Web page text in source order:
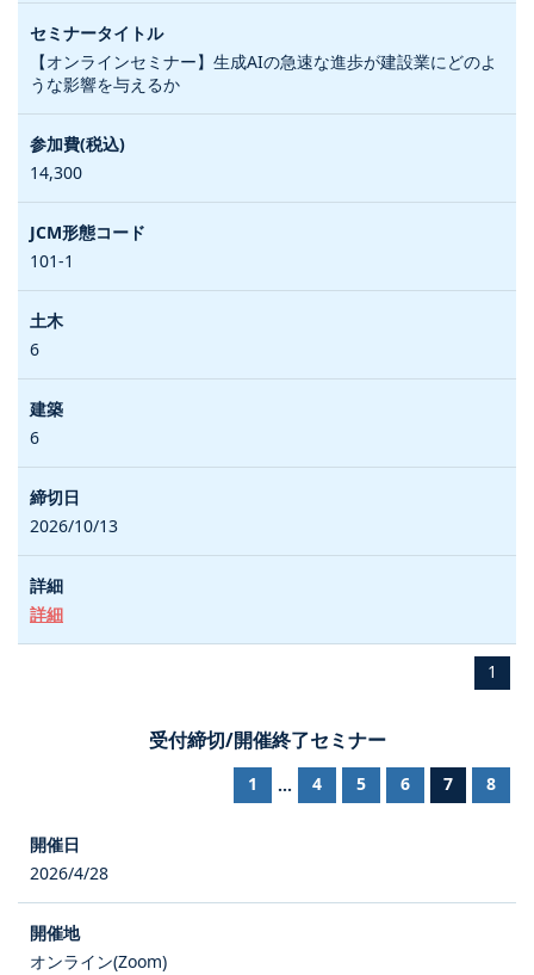
【オンラインセミナー】生成AIの急速な進歩が建設業にどのよ
うな影響を与えるか
14,300
101-1
6
6
2026/10/13
詳細
1
受付締切/開催終了セミナー
1 ... 4 5 6 7 8
2026/4/28
オンライン(Zoom)